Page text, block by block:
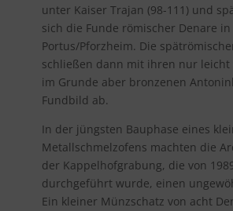
unter Kaiser Trajan (98-111) und
sich die Funde römischer Denare in
Portus/Pforzheim. Die
schließen dann mit ihren nur leicht
im Grunde aber bronzenen
Fundbild ab.
In der jüngsten Bauphase eines
Metallschmelzofens machten die
der Kappelhofgrabung, die von
durchgeführt wurde, einen
Ein kleiner Münzschatz von acht